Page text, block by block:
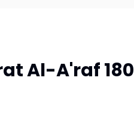
Al-A'raf 180